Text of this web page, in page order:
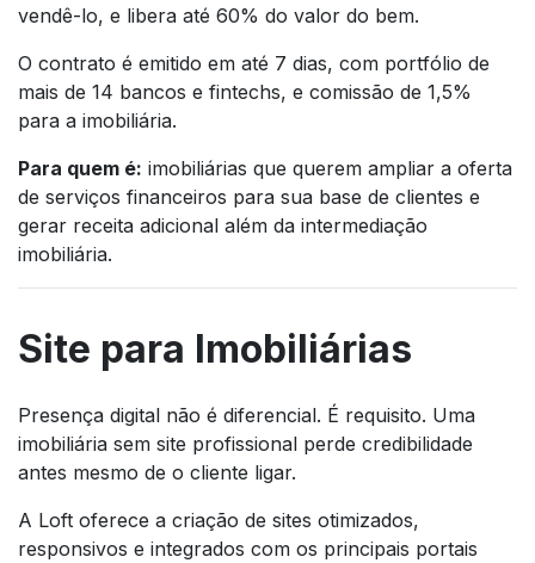
vendê-lo, e libera até 60% do valor do bem.
O contrato é emitido em até 7 dias, com portfólio de
mais de 14 bancos e fintechs, e comissão de 1,5%
para a imobiliária.
Para quem é: imobiliárias que querem ampliar a oferta
de serviços financeiros para sua base de clientes e
gerar receita adicional além da intermediação
imobiliária.
Site para Imobiliárias
Presença digital não é diferencial. É requisito. Uma
imobiliária sem site profissional perde credibilidade
antes mesmo de o cliente ligar.
A Loft oferece a criação de sites otimizados,
responsivos e integrados com os principais portais